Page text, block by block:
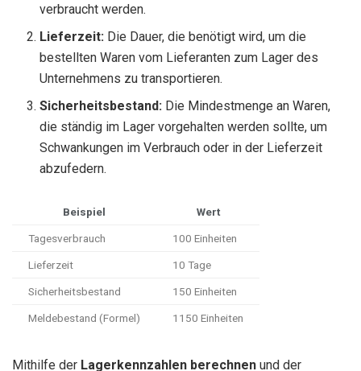
verbraucht werden.
Lieferzeit: Die Dauer, die benötigt wird, um die
bestellten Waren vom Lieferanten zum Lager des
Unternehmens zu transportieren.
Sicherheitsbestand: Die Mindestmenge an Waren,
die ständig im Lager vorgehalten werden sollte, um
Schwankungen im Verbrauch oder in der Lieferzeit
abzufedern.
Beispiel Wert
Tagesverbrauch 100 Einheiten
Lieferzeit 10 Tage
Sicherheitsbestand 150 Einheiten
Meldebestand (Formel) 1150 Einheiten
Mithilfe der Lagerkennzahlen berechnen und der